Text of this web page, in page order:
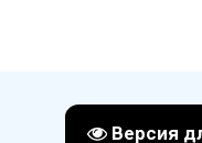
Версия
Copyright ГБПОУ